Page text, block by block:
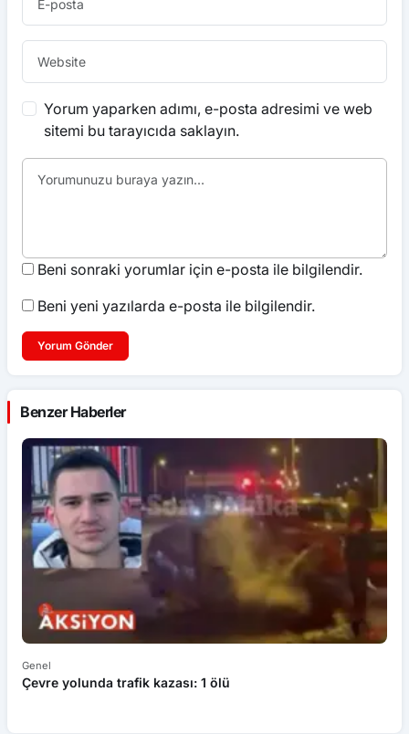
Yorum yaparken adımı, e-posta adresimi ve web
sitemi bu tarayıcıda saklayın.
Beni sonraki yorumlar için e-posta ile bilgilendir.
Beni yeni yazılarda e-posta ile bilgilendir.
Yorum Gönder
Benzer Haberler
Genel
Çevre yolunda trafik kazası: 1 ölü